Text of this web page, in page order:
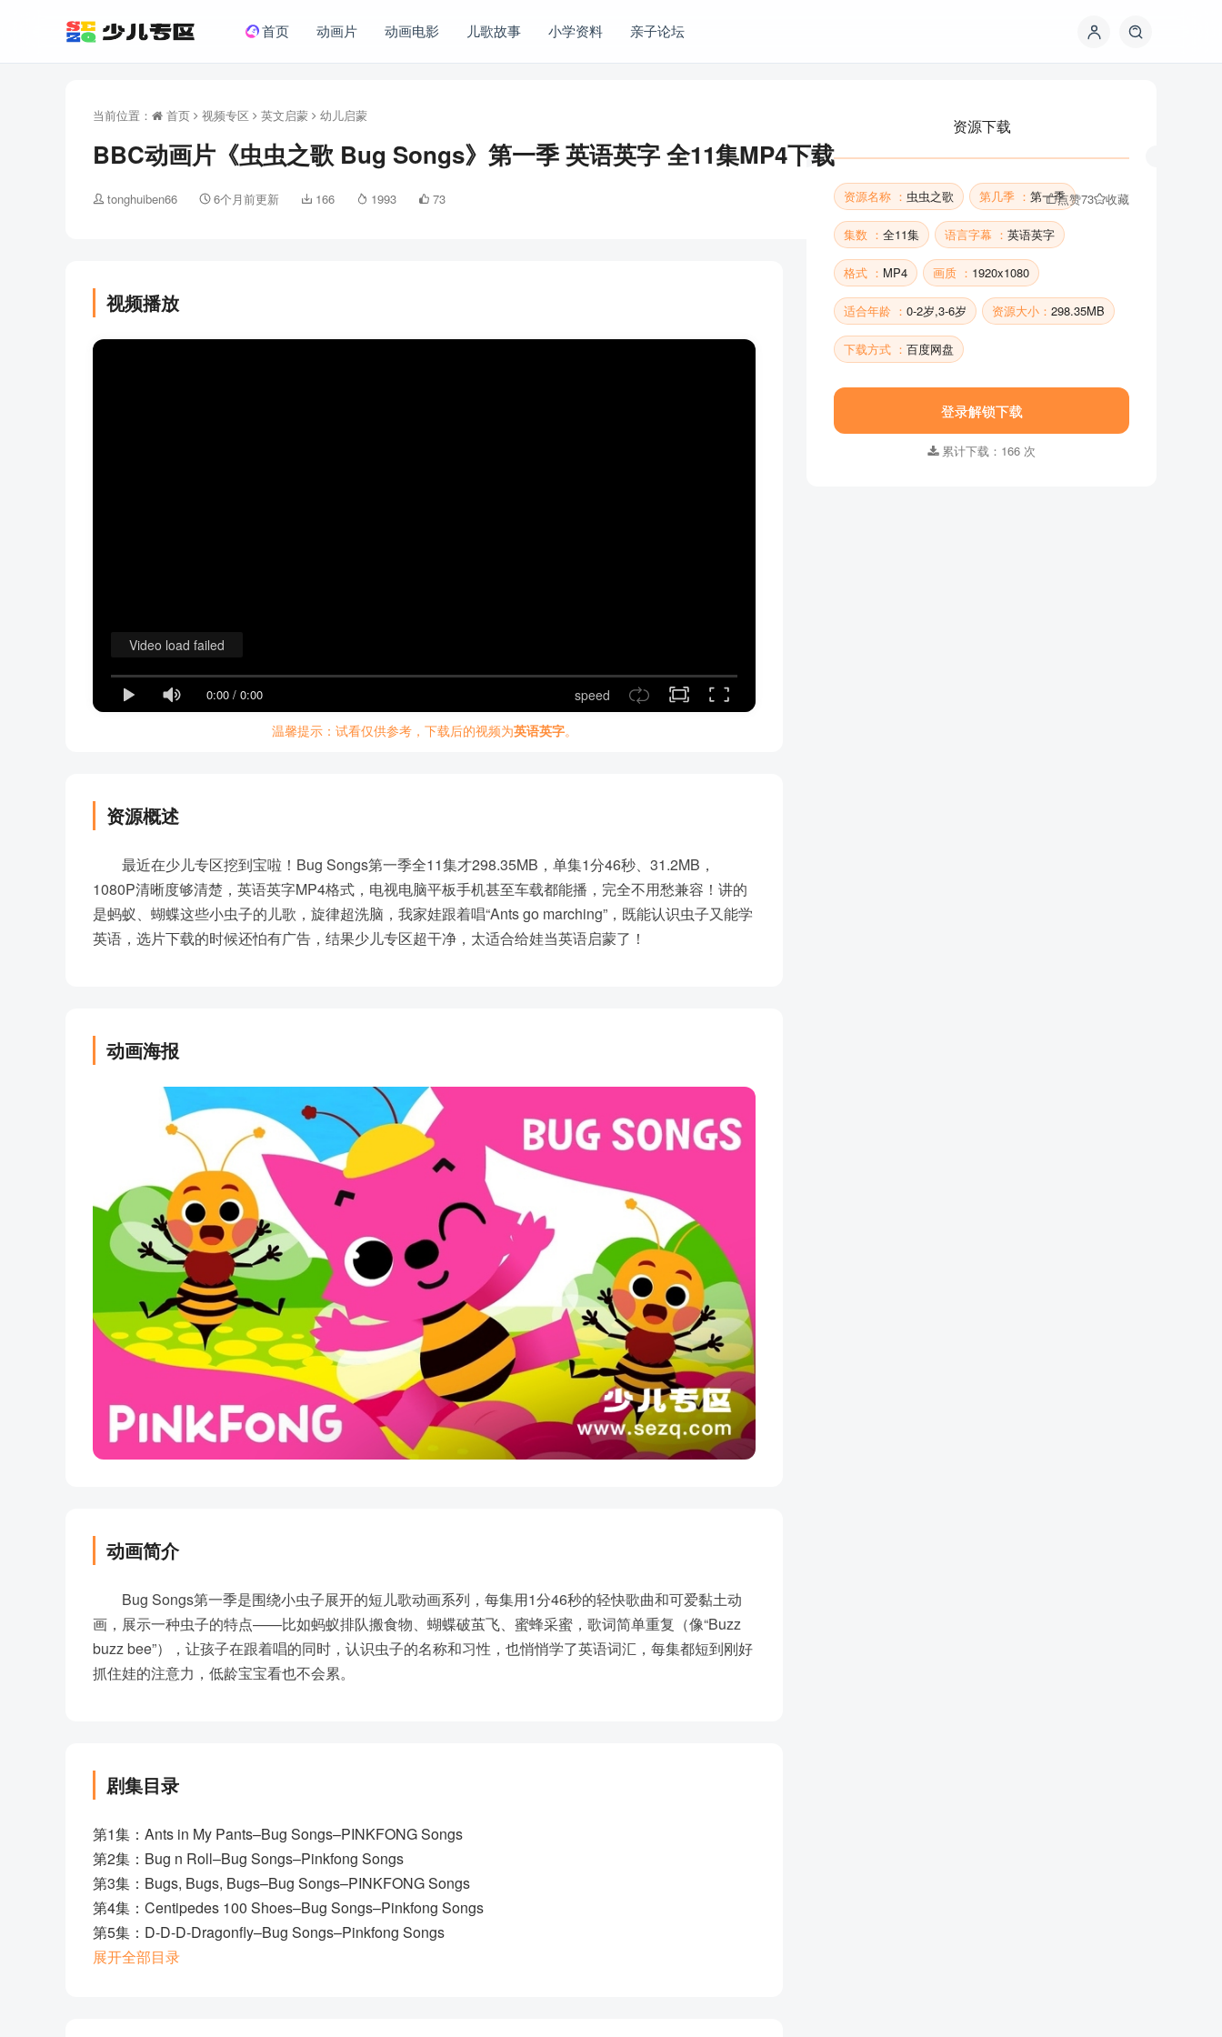
首页 动画片 动画电影 儿歌故事 小学资料 亲子论坛
当前位置： 首页 视频专区 英文启蒙 幼儿启蒙
BBC动画片《虫虫之歌 Bug Songs》第一季 英语英字 全11集MP4下载
tonghuiben66 6个月前更新 166 1993 73 点赞73 收藏
视频播放
0:00 / 0:00 speed
Video load failed
温馨提示：试看仅供参考，下载后的视频为英语英字。
资源概述
最近在少儿专区挖到宝啦！Bug Songs第一季全11集才298.35MB，单集1分46秒、31.2MB，
1080P清晰度够清楚，英语英字MP4格式，电视电脑平板手机甚至车载都能播，完全不用愁兼容！讲的
是蚂蚁、蝴蝶这些小虫子的儿歌，旋律超洗脑，我家娃跟着唱“Ants go marching”，既能认识虫子又能学
英语，选片下载的时候还怕有广告，结果少儿专区超干净，太适合给娃当英语启蒙了！
动画海报
动画简介
Bug Songs第一季是围绕小虫子展开的短儿歌动画系列，每集用1分46秒的轻快歌曲和可爱黏土动
画，展示一种虫子的特点——比如蚂蚁排队搬食物、蝴蝶破茧飞、蜜蜂采蜜，歌词简单重复（像“Buzz
buzz bee”），让孩子在跟着唱的同时，认识虫子的名称和习性，也悄悄学了英语词汇，每集都短到刚好
抓住娃的注意力，低龄宝宝看也不会累。
剧集目录
第1集：Ants in My Pants–Bug Songs–PINKFONG Songs
第2集：Bug n Roll–Bug Songs–Pinkfong Songs
第3集：Bugs, Bugs, Bugs–Bug Songs–PINKFONG Songs
第4集：Centipedes 100 Shoes–Bug Songs–Pinkfong Songs
第5集：D-D-D-Dragonfly–Bug Songs–Pinkfong Songs
第6集：Eentsy Weentsy Spider–Bug Songs–Pinkfong Songs
展开全部目录
资源下载
资源名称 ： 虫虫之歌 第几季 ： 第一季
集数 ： 全11集 语言字幕 ： 英语英字
格式 ： MP4 画质 ： 1920x1080
适合年龄 ： 0-2岁,3-6岁 资源大小： 298.35MB
下载方式 ： 百度网盘
登录解锁下载
累计下载：166 次
资源下载
语言字幕 ：英语英字
画质 ：1920x1080